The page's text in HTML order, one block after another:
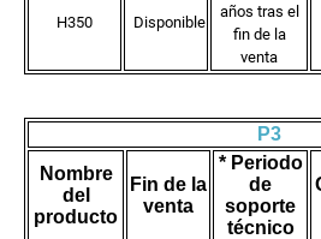
H350 Disponible
años tras el
fin de la
venta
P3
Nombre
del
producto
Fin de la
venta
* Periodo
de
soporte
técnico